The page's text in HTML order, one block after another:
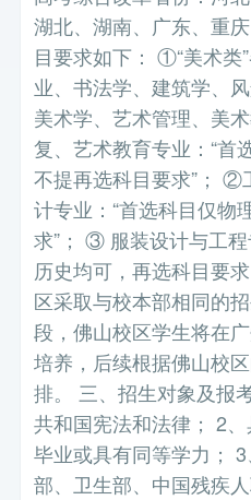
湖北、湖南、广东、重
目要求如下： ①“美术类
业、书法学、建筑学、
美术学、艺术管理、美
复、艺术教育专业：“首
不提再选科目要求”； ②
计专业：“首选科目仅物
求”； ③ 服装设计与工
历史均可，再选科目要
区采取与校本部相同的
段，佛山校区学生将在
培养，后续根据佛山校
排。 三、招生对象及报
共和国宪法和法律； 2
毕业或具有同等学力；
部、卫生部、中国残疾